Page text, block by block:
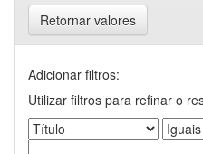
Retornar valores
Adicionar filtros:
Utilizar filtros para refinar o